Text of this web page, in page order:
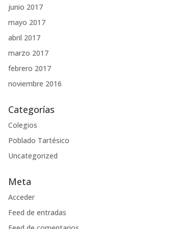
junio 2017
mayo 2017
abril 2017
marzo 2017
febrero 2017
noviembre 2016
Categorías
Colegios
Poblado Tartésico
Uncategorized
Meta
Acceder
Feed de entradas